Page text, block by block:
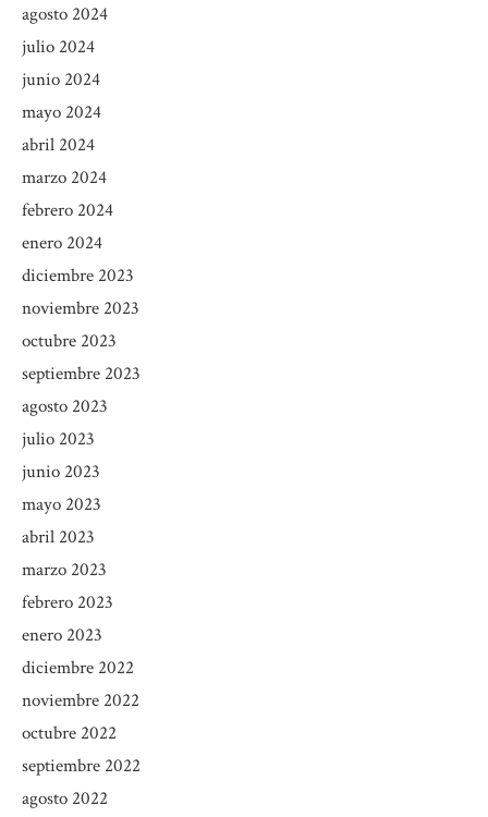
agosto 2024
julio 2024
junio 2024
mayo 2024
abril 2024
marzo 2024
febrero 2024
enero 2024
diciembre 2023
noviembre 2023
octubre 2023
septiembre 2023
agosto 2023
julio 2023
junio 2023
mayo 2023
abril 2023
marzo 2023
febrero 2023
enero 2023
diciembre 2022
noviembre 2022
octubre 2022
septiembre 2022
agosto 2022